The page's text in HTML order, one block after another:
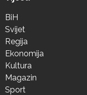
BiH
Svijet
Regija
Ekonomija
Kultura
Magazin
Sport